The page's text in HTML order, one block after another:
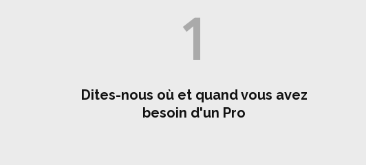
1
Dites-nous où et quand vous avez
besoin d'un Pro